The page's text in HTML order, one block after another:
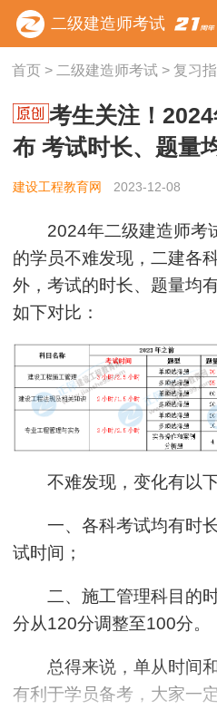
二级建造师考试
首页> 二级建造师考试> 复习
考生关注！
布 考试时长、题量
建设工程教育网 2023-12-08
2024年二级建造师考
的学员不难发现，二建各
外，考试的时长、题量均
如下对比：
不难发现，变化有以下
一、各科考试均有时长
试时间；
二、施工管理科目的时
分从120分调整至100分。
总得来说，单从时间和
有利于学员备考，大家一